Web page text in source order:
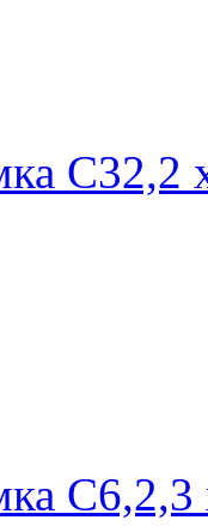
С32,2
С6,2,3